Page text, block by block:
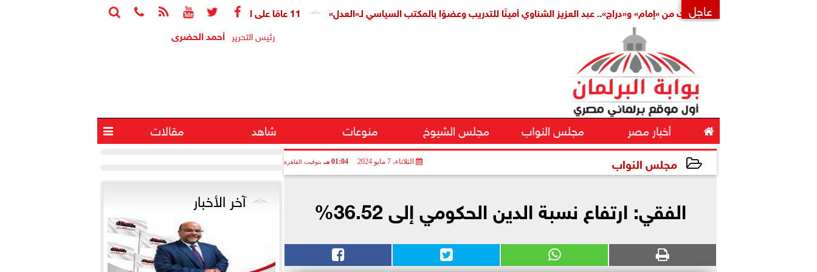





 عاجل 11 عامًا على افتتاح قناة السويس الجديدة.. النائبة مروة قنصوة: رؤية الدولة حولت الممر الملاحي إلى مركز اقتصادي عالمي بتكليف مشترك من «إمام» و«دراج».. عبد العزيز الشناوي أمينًا للتدريب وعضوًا بالمكتب السياسي لـ«العدل»
رئيس التحرير أحمد الحضرى
 أخبار مصر مجلس النواب مجلس الشيوخ منوعات شاهد مقالات 
مجلس النواب الثلاثاء، 7 مايو 2024 01:04 مـ بتوقيت القاهرة
الفقي: ارتفاع نسبة الدين الحكومي إلى 36.52% آخر الأخبار